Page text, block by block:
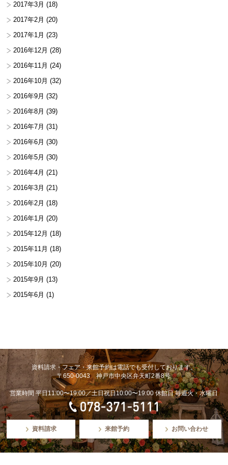
2017年3月 (18)
2017年2月 (20)
2017年1月 (23)
2016年12月 (28)
2016年11月 (24)
2016年10月 (32)
2016年9月 (32)
2016年8月 (39)
2016年7月 (31)
2016年6月 (30)
2016年5月 (30)
2016年4月 (21)
2016年3月 (21)
2016年2月 (18)
2016年1月 (20)
2015年12月 (18)
2015年11月 (18)
2015年10月 (20)
2015年9月 (13)
2015年6月 (1)
資料請求・フェア・来館予約は電話でも受付しております。
〒650-0043 神戸市中央区弁天町2番8号
営業時間 平日11:00〜19:00／土日祝日10:00〜19:00 休館日 毎週火・水曜日
資料請求 来館予約 お問い合わせ